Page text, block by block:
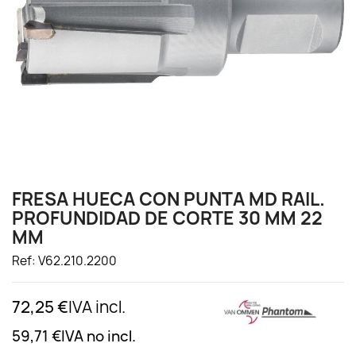
FRESA HUECA CON PUNTA MD RAIL.
PROFUNDIDAD DE CORTE 30 MM 22
MM
Ref: V62.210.2200
72,25 €IVA incl.
59,71 €IVA no incl.